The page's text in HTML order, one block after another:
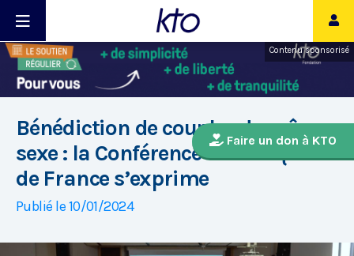
Contenu sponsorisé
Faire un don à KTO
Bénédiction de couples de même
sexe : la Conférence des évêques
de France s’exprime
Publié le 10/01/2024